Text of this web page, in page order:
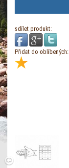
sdílet produkt:
Přidat do oblíbených: